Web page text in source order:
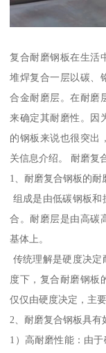
复合耐磨钢板在生活
堆焊复合一层以碳、
合金耐磨层。在耐磨
来确定其耐磨性。因
的钢板来说也很突出
关信息介绍。 耐磨复
1、耐磨复合钢板的耐
组成是由低碳钢板
合。耐磨层是由高碳
基体上。
传统理解是硬度决定
度下，复合耐磨钢板
仅仅由硬度决定，主
2、耐磨复合钢板具有
1）高耐磨性能：由